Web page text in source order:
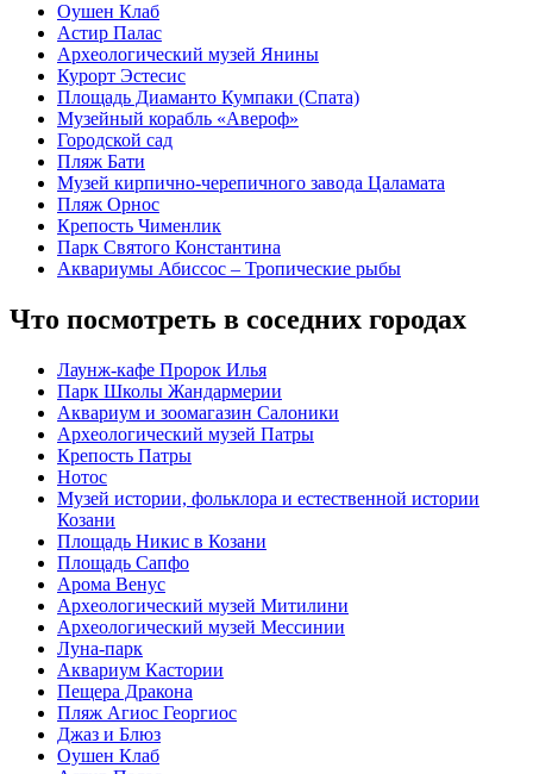
Оушен Клаб
Астир Палас
Археологический музей Янины
Курорт Эстесис
Площадь Диаманто Кумпаки (Спата)
Музейный корабль «Авероф»
Городской сад
Пляж Бати
Музей кирпично-черепичного завода Цаламата
Пляж Орнос
Крепость Чименлик
Парк Святого Константина
Аквариумы Абиссос – Тропические рыбы
Что посмотреть в соседних городах
Лаунж-кафе Пророк Илья
Парк Школы Жандармерии
Аквариум и зоомагазин Салоники
Археологический музей Патры
Крепость Патры
Нотос
Музей истории, фольклора и естественной истории
Козани
Площадь Никис в Козани
Площадь Сапфо
Арома Венус
Археологический музей Митилини
Археологический музей Мессинии
Луна-парк
Аквариум Кастории
Пещера Дракона
Пляж Агиос Георгиос
Джаз и Блюз
Оушен Клаб